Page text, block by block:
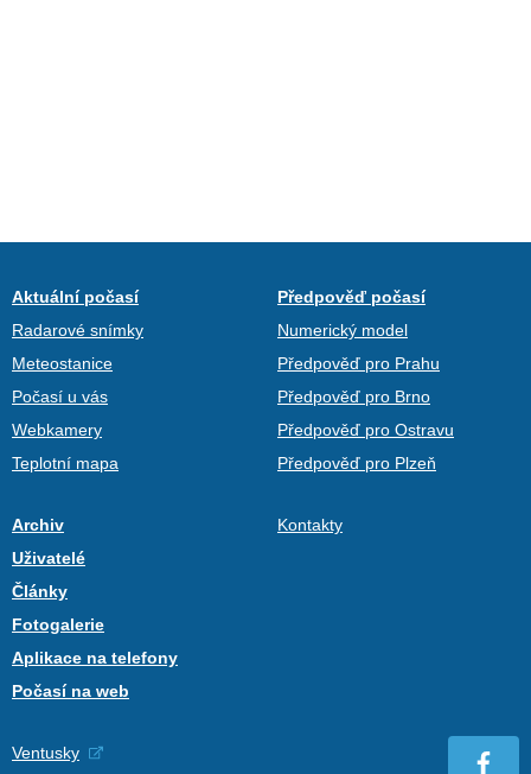
Aktuální počasí
Radarové snímky
Meteostanice
Počasí u vás
Webkamery
Teplotní mapa
Předpověď počasí
Numerický model
Předpověď pro Prahu
Předpověď pro Brno
Předpověď pro Ostravu
Předpověď pro Plzeň
Archiv
Uživatelé
Články
Fotogalerie
Aplikace na telefony
Počasí na web
Kontakty
Ventusky